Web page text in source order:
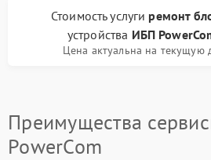
Стоимость услуги ремонт
устройства ИБП
Цена актуальна на текущую
Преимущества
PowerCom